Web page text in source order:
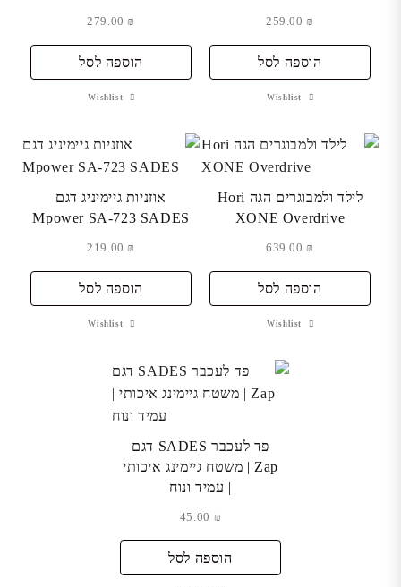
₪
הוספה לסל
Wishlist
₪
הוספה לסל
Wishlist
לילד ולמבוגרים הגה Hori
XONE Overdrive
₪
הוספה לסל
Wishlist
אוזניות גיימיניג דגם
Mpower SA-723 SADES
₪
הוספה לסל
Wishlist
פד לעכבר SADES דגם
Zap | משטח גיימינג איכותי
| עמיד ונוח
₪
הוספה לסל